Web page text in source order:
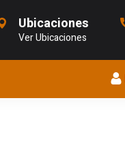
Ubicaciones
Ver Ubicaciones